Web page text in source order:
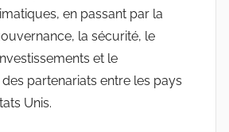
en passant par la
la sécurité, le
et le
partenariats entre les pays
Unis.